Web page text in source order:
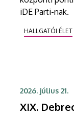
iDE Parti-nak.
HALLGATÓI ÉLET
2026. július 21.
XIX.